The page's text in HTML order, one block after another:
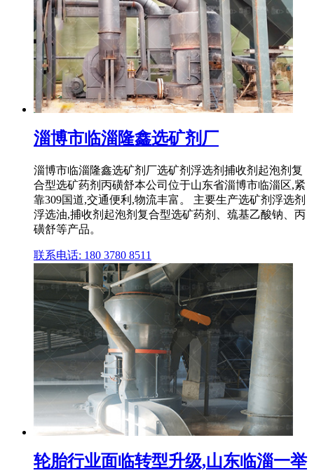
淄博市临淄隆鑫选矿剂厂
淄博市临淄隆鑫选矿剂厂选矿剂浮选剂捕收剂起泡剂复
合型选矿药剂丙磺舒本公司位于山东省淄博市临淄区,紧
靠309国道,交通便利,物流丰富。 主要生产选矿剂浮选剂
浮选油,捕收剂起泡剂复合型选矿药剂、巯基乙酸钠、丙
磺舒等产品。
联系电话: 180 3780 8511
轮胎行业面临转型升级,山东临淄一举